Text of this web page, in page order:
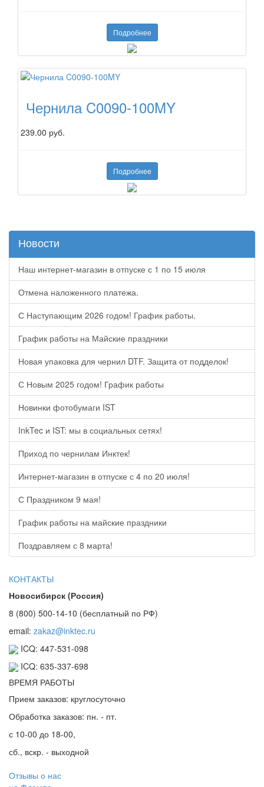
Подробнее
Чернила C0090-100MY
239.00 руб.
Подробнее
Новости
Наш интернет-магазин в отпуске с 1 по 15 июля
Отмена наложенного платежа.
С Наступающим 2026 годом! График работы.
График работы на Майские праздники
Новая упаковка для чернил DTF. Защита от подделок!
С Новым 2025 годом! График работы
Новинки фотобумаги IST
InkTec и IST: мы в социальных сетях!
Приход по чернилам Инктек!
Интернет-магазин в отпуске с 4 по 20 июля!
С Праздником 9 мая!
График работы на майские праздники
Поздравляем с 8 марта!
КОНТАКТЫ
Новосибирск (Россия)
8 (800) 500-14-10 (бесплатный по РФ)
email: zakaz@inktec.ru
ICQ: 447-531-098
ICQ: 635-337-698
ВРЕМЯ РАБОТЫ
Прием заказов: круглосуточно
Обработка заказов: пн. - пт.
с 10-00 до 18-00,
сб., вскр. - выходной
Отзывы о нас